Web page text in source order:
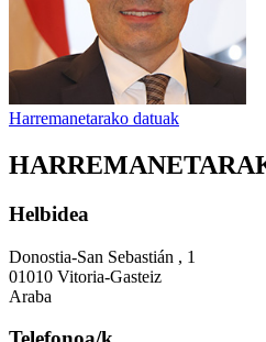
Harremanetarako datuak
Helbidea
Donostia-San Sebastián , 1
01010 Vitoria-Gasteiz
Araba